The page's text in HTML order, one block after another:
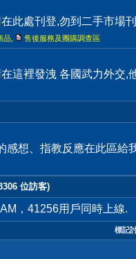
此處刊登,勿到二手市場
品 售後服務及團購調查區
這裡發洩 各國武力外交,
感想、指教反應在此區給
位訪客)
，41256用戶同時上線.
標記